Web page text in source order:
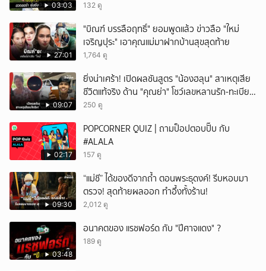
03:03 132 ดู
27:01
"บิณฑ์ บรรลือฤทธิ์" ยอมพูดแล้ว ข่าวลือ "ใหม่
เจริญปุระ" เอาคุณแม่มาฝากบ้านสุขสุดท้าย
1,764 ดู
09:07
ยิ่งน่าเศร้า! เปิดผลชันสูตร "น้องฮลุน" สาเหตุเสีย
ชีวิตแท้จริง ด้าน "คุณย่า" โชว์เลขหลานรัก-ทะเบียน
รถเคลื่อนร่าง!
250 ดู
02:17
POPCORNER QUIZ | ถามป็อปตอบปั๊บ กับ
#ALALA
157 ดู
09:30
“แม่ชี” ได้ของดีจากถ้ำ ตอนพระธุดงค์! รีบหอบมา
ตรวจ! สุดท้ายผลออก ทำอึ้งทั้งร้าน!
2,012 ดู
03:48
อนาคตของ แรชฟอร์ด กับ "ปีศาจแดง" ?
189 ดู